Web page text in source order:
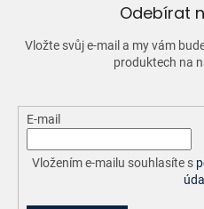
r
i
Odebírat
Vložte svůj e-mail a my vám
produktech na
E-mail
Vložením e-mailu souhlasíte s